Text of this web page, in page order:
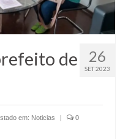
26
SET 2023
de
em: Noticias | 0